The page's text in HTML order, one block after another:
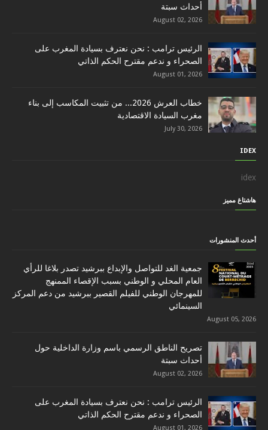
أحداث سبتة
August 02, 2026
الرئيس ترامب : نحن نعترف بسيادة المغرب على
الصحراء و ندعم مقترح الحكم الذاتي
August 01, 2026
خطاب العرش 2026... من تثبيت المكاسب إلى بناء
مغرب السيادة الاقتصادية
July 30, 2026
IDEX
idex
هاشتاغ مميز
أحدث المنشورات
جمعية الغد للتواصل والإبداع ببرشيد تصدر بلاغا للرأي
العام المحلي و الوطني بسبب الإقصاء الممنهج
للمهرجان الوطني للفيلم القصير ببرشيد من دعم المركز
السينمائي
August 05, 2026
تصريح الناطق الرسمي باسم وزارة الداخلية حول
أحداث سبتة
August 02, 2026
الرئيس ترامب : نحن نعترف بسيادة المغرب على
الصحراء و ندعم مقترح الحكم الذاتي
August 01, 2026